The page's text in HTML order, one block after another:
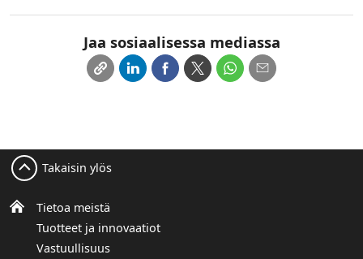
Jaa sosiaalisessa mediassa
Tietoa meistä
Tuotteet ja innovaatiot
Vastuullisuus
Takaisin ylös